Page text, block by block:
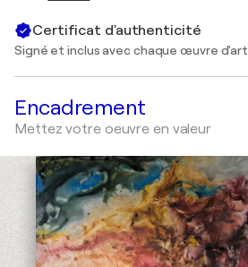
Certificat d'authenticité
Signé et inclus avec chaque œuvre d'art
Encadrement
Mettez votre oeuvre en valeur